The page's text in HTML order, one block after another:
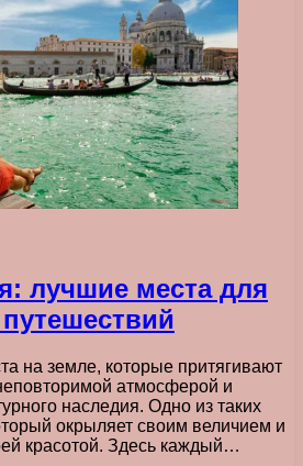
лучшие места для
на земле, которые притягивают
атмосферой и
наследия. Одно из таких
окрыляет своим величием и
красотой. Здесь каждый…